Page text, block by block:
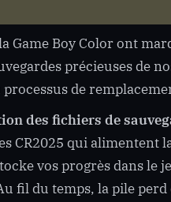
Game Boy Color ont
précieuses de
de
des fichiers de
CR2025 qui alimentent
vos progrès dans le
fil du temps, la pile